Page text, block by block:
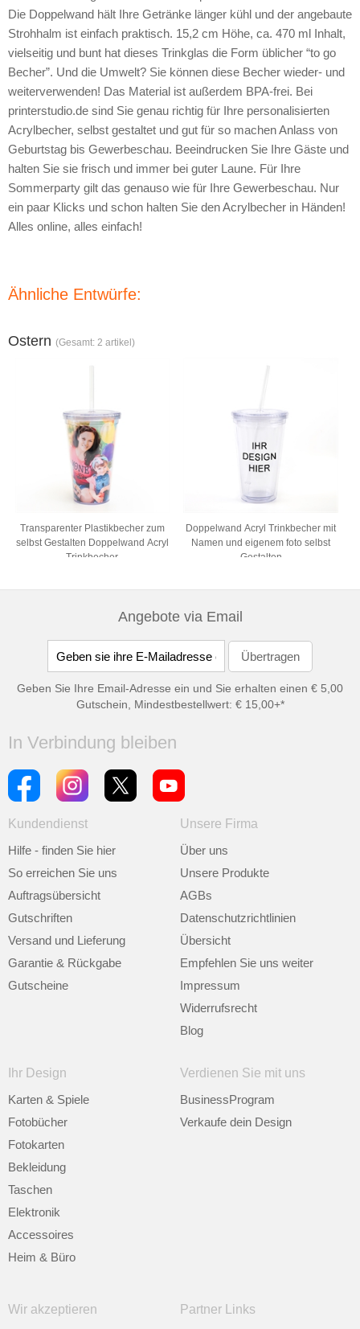
Die Doppelwand hält Ihre Getränke länger kühl und der angebaute
Strohhalm ist einfach praktisch. 15,2 cm Höhe, ca. 470 ml Inhalt,
vielseitig und bunt hat dieses Trinkglas die Form üblicher “to go
Becher”. Und die Umwelt? Sie können diese Becher wieder- und
weiterverwenden! Das Material ist außerdem BPA-frei. Bei
printerstudio.de sind Sie genau richtig für Ihre personalisierten
Acrylbecher, selbst gestaltet und gut für so machen Anlass von
Geburtstag bis Gewerbeschau. Beeindrucken Sie Ihre Gäste und
halten Sie sie frisch und immer bei guter Laune. Für Ihre
Sommerparty gilt das genauso wie für Ihre Gewerbeschau. Nur
ein paar Klicks und schon halten Sie den Acrylbecher in Händen!
Alles online, alles einfach!
Ähnliche Entwürfe:
Ostern (Gesamt: 2 artikel)
Transparenter Plastikbecher zum
selbst Gestalten Doppelwand Acryl
Trinkbecher
Doppelwand Acryl Trinkbecher mit
Namen und eigenem foto selbst
Gestalten
Angebote via Email
Geben Sie Ihre Email-Adresse ein und Sie erhalten einen € 5,00
Gutschein, Mindestbestellwert: € 15,00+*
In Verbindung bleiben
Kundendienst
Hilfe - finden Sie hier
So erreichen Sie uns
Auftragsübersicht
Gutschriften
Versand und Lieferung
Garantie & Rückgabe
Gutscheine
Unsere Firma
Über uns
Unsere Produkte
AGBs
Datenschutzrichtlinien
Übersicht
Empfehlen Sie uns weiter
Impressum
Widerrufsrecht
Blog
Ihr Design
Karten & Spiele
Fotobücher
Fotokarten
Bekleidung
Taschen
Elektronik
Accessoires
Heim & Büro
Verdienen Sie mit uns
BusinessProgram
Verkaufe dein Design
Wir akzeptieren
Partner Links